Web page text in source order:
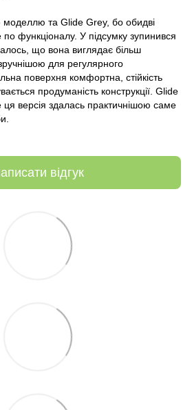
моделлю та Glide Grey, бо обидві
функціоналу. У підсумку зупинився
що вона виглядає більш
для регулярного
поверхня комфортна, стійкість
продуманість конструкції. Glide
версія здалась практичнішою саме
відгук